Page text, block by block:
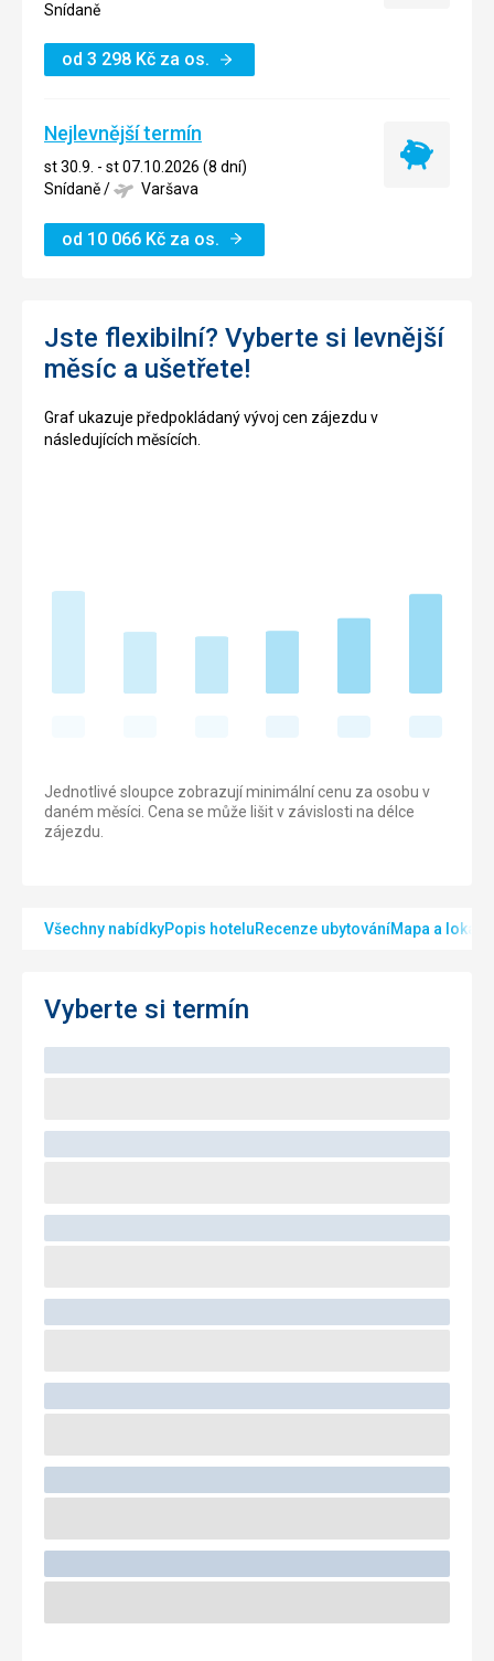
Snídaně
od 3 298 Kč za os.
Nejlevnější termín
st 30.9. - st 07.10.2026 (8 dní)
Snídaně/ Varšava
od 10 066 Kč za os.
Nejlevnější
Jste flexibilní? Vyberte si levnější
měsíc a ušetřete!
Graf ukazuje předpokládaný vývoj cen zájezdu v
následujících měsících.
Jednotlivé sloupce zobrazují minimální cenu za osobu v
daném měsíci. Cena se může lišit v závislosti na délce
zájezdu.
Všechny nabídkyPopis hoteluRecenze ubytováníMapa a
Vyberte si termín